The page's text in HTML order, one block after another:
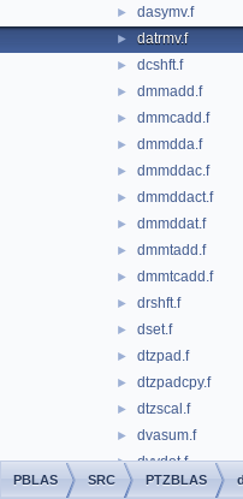
► dasymv.f
► datrmv.f
► dcshft.f
► dmmadd.f
► dmmcadd.f
► dmmdda.f
► dmmddac.f
► dmmddact.f
► dmmddat.f
► dmmtadd.f
► dmmtcadd.f
► drshft.f
► dset.f
► dtzpad.f
► dtzpadcpy.f
► dtzscal.f
► dvasum.f
► dvvdot.f
► dzvasum.f
PBLAS SRC PTZBLAS